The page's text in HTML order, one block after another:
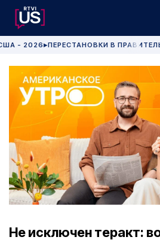
- 2026 ▶ПЕРЕСТАНОВКИ В
Не исключен теракт: